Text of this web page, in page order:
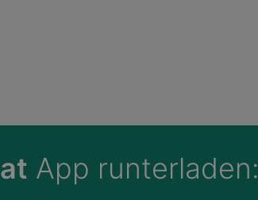
App runterladen: